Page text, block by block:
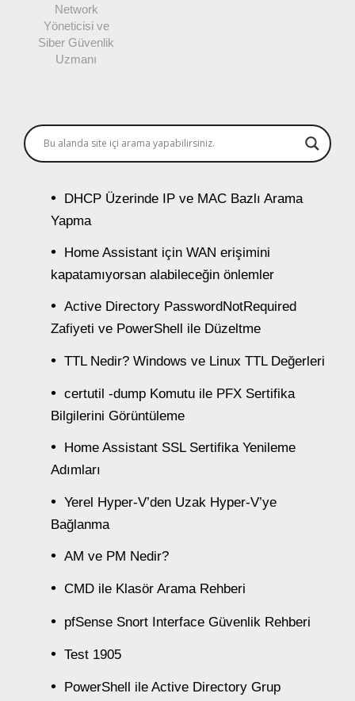
Network
Yöneticisi ve
Siber Güvenlik
Uzmanı
DHCP Üzerinde IP ve MAC Bazlı Arama
Yapma
Home Assistant için WAN erişimini
kapatamıyorsan alabileceğin önlemler
Active Directory PasswordNotRequired
Zafiyeti ve PowerShell ile Düzeltme
TTL Nedir? Windows ve Linux TTL Değerleri
certutil -dump Komutu ile PFX Sertifika
Bilgilerini Görüntüleme
Home Assistant SSL Sertifika Yenileme
Adımları
Yerel Hyper-V’den Uzak Hyper-V’ye
Bağlanma
AM ve PM Nedir?
CMD ile Klasör Arama Rehberi
pfSense Snort Interface Güvenlik Rehberi
Test 1905
PowerShell ile Active Directory Grup